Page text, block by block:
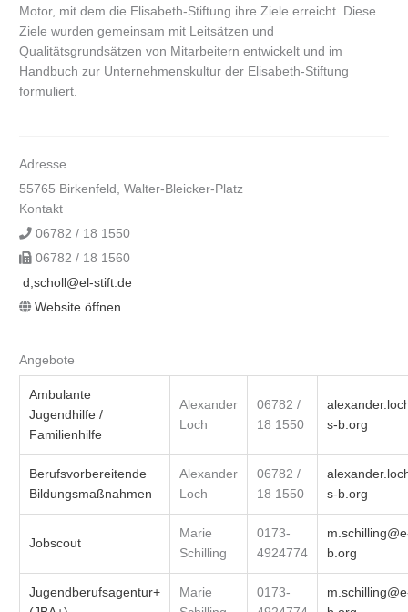
Motor, mit dem die Elisabeth-Stiftung ihre Ziele erreicht. Diese
Ziele wurden gemeinsam mit Leitsätzen und
Qualitätsgrundsätzen von Mitarbeitern entwickelt und im
Handbuch zur Unternehmenskultur der Elisabeth-Stiftung
formuliert.
Adresse
55765 Birkenfeld, Walter-Bleicker-Platz
Kontakt
06782 / 18 1550
06782 / 18 1560
d,scholl@el-stift.de
Website öffnen
Angebote
Ambulante
Jugendhilfe /
Familienhilfe
Alexander
Loch
06782 /
18 1550
s-b.org
Berufsvorbereitende
Bildungsmaßnahmen
Alexander
Loch
06782 /
18 1550
s-b.org
Jobscout
Marie
Schilling
0173-
4924774
b.org
Jugendberufsagentur+
Marie
0173-